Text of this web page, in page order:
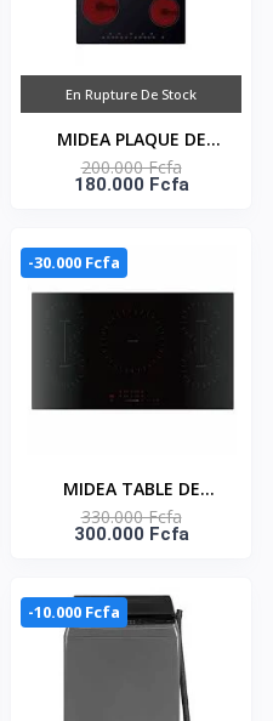
En Rupture De Stock
MIDEA PLAQUE DE
CUISSON
VITROCERAMIQUE
HF605
200.000 Fcfa
180.000 Fcfa
-30.000 Fcfa
MIDEA TABLE DE
CUISSON A INDUCTION
3 ZONES - INVERTER
IV10241B2CC-A
330.000 Fcfa
300.000 Fcfa
-10.000 Fcfa